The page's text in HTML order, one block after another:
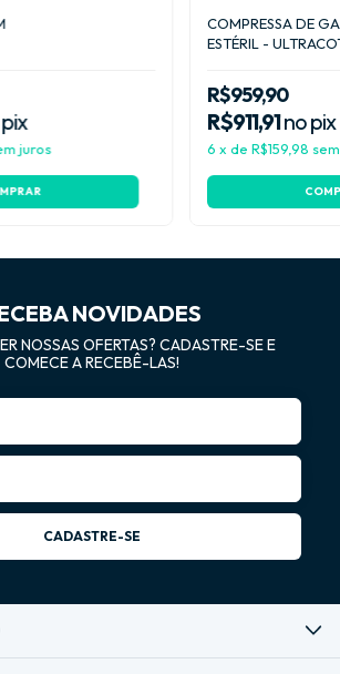
juros
COMPRESSA DE
ESTÉRIL -
R$959,90
R$911,91no pix
6 xdeR$159,98
NOVIDADES
NOSSAS OFERTAS? CADASTRE-SE E
COMECE A RECEBÊ-LAS!